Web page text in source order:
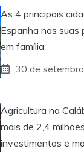
As 4 principais
Espanha nas suas
em família
30 de
Agricultura na
mais de 2,4
investimentos e